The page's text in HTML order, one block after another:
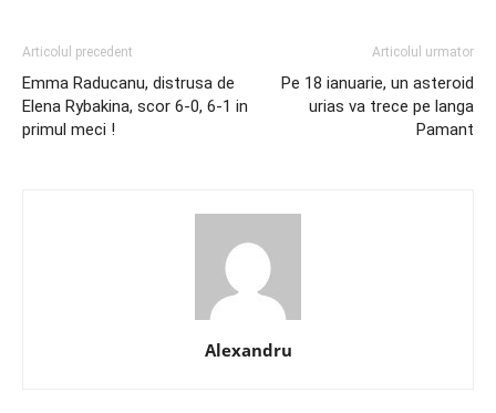
Articolul precedent
Emma Raducanu, distrusa de
Elena Rybakina, scor 6-0, 6-1 in
primul meci !
Articolul urmator
Pe 18 ianuarie, un asteroid
urias va trece pe langa
Pamant
Alexandru